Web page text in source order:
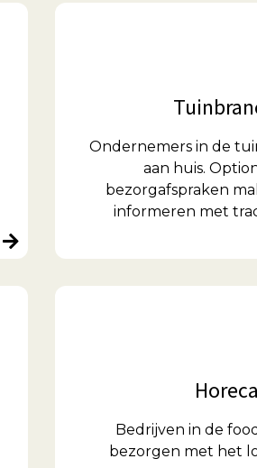
Ondernemers in de
aan huis.
bezorgafspraken
informeren met
Bedrijven in de
bezorgen met het